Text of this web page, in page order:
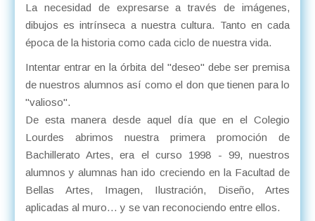
La necesidad de expresarse a través de imágenes,
dibujos es intrínseca a nuestra cultura. Tanto en cada
época de la historia como cada ciclo de nuestra vida.
Intentar entrar en la órbita del "deseo" debe ser premisa
de nuestros alumnos así como el don que tienen para lo
"valioso".
De esta manera desde aquel día que en el Colegio
Lourdes abrimos nuestra primera promoción de
Bachillerato Artes, era el curso 1998 - 99, nuestros
alumnos y alumnas han ido creciendo en la Facultad de
Bellas Artes, Imagen, Ilustración, Diseño, Artes
aplicadas al muro… y se van reconociendo entre ellos.